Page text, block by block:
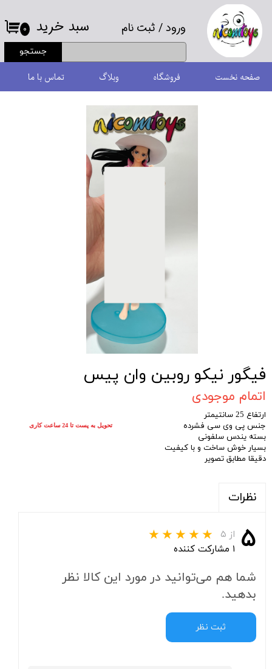
ورود/ ثبت نام
حساب کاربری من
تغییر گذر واژه
سفارشات
خروج از حساب کاربری
جستجو
۰ سبد خرید
صفحه نخست فروشگاه وبلاگ تماس با ما
فیگور نیکو روبین وان پیس
اتمام موجودی
ارتفاع 25 سانتیمتر
جنس پی وی سی فشرده
بسته یندس سلفونی
بسیار خوش ساخت و با کیفیت
دقیقا مطابق تصویر
نظرات
۵ از ۵
۱ مشارکت کننده
شما هم می‌توانید در مورد این کالا نظر
بدهید.
ثبت نظر
تحویل به پست تا 24 ساعت کاری